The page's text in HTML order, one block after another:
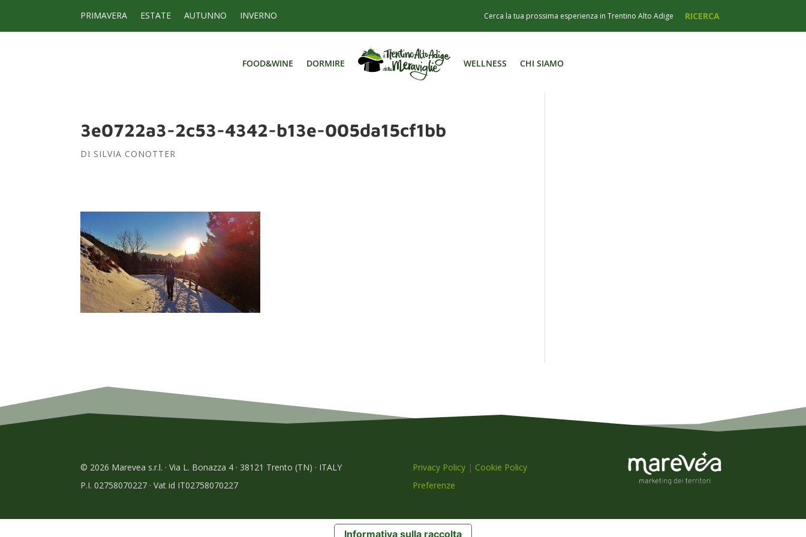
PRIMAVERA ESTATE AUTUNNO INVERNO
FOOD&WINE DORMIRE WELLNESS CHI SIAMO
3e0722a3-2c53-4342-b13e-005da15cf1bb
DI SILVIA CONOTTER
© 2026 Marevea s.r.l. · Via L. Bonazza 4 · 38121 Trento (TN) · ITALY
P.I. 02758070227 · Vat id IT02758070227
Privacy Policy | Cookie Policy
Preferenze
Informativa sulla raccolta